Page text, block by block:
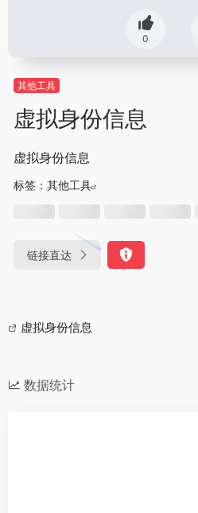
0
其他工具
虚拟身份信息
虚拟身份信息
标签： 其他工具
链接直达
虚拟身份信息
数据统计